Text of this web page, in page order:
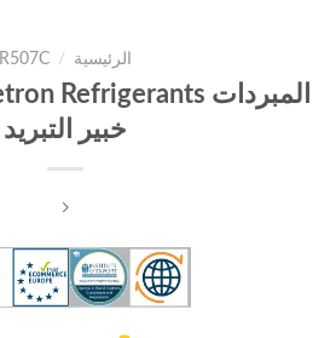
الرئيسية /
R507C
خبير التبريد